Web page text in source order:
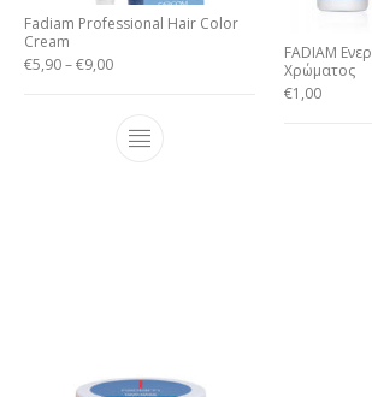
Fadiam Professional Hair Color
Cream
€5,90–€9,00
FADIAM
Χρώματος
€1,00